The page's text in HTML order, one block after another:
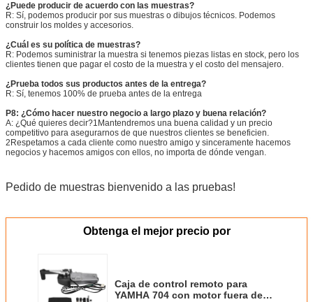
¿Puede producir de acuerdo con las muestras?
R: Sí, podemos producir por sus muestras o dibujos técnicos. Podemos
construir los moldes y accesorios.
¿Cuál es su política de muestras?
R: Podemos suministrar la muestra si tenemos piezas listas en stock, pero los
clientes tienen que pagar el costo de la muestra y el costo del mensajero.
¿Prueba todos sus productos antes de la entrega?
R: Sí, tenemos 100% de prueba antes de la entrega
P8: ¿Cómo hacer nuestro negocio a largo plazo y buena relación?
A: ¿Qué quieres decir?1Mantendremos una buena calidad y un precio
competitivo para asegurarnos de que nuestros clientes se beneficien.
2Respetamos a cada cliente como nuestro amigo y sinceramente hacemos
negocios y hacemos amigos con ellos, no importa de dónde vengan.
Pedido de muestras bienvenido a las pruebas!
Obtenga el mejor precio por
Caja de control remoto para
YAMHA 704 con motor fuera de